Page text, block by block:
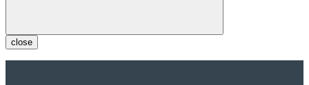
close